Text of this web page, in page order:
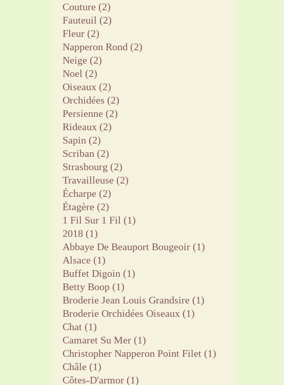
Couture (2)
Fauteuil (2)
Fleur (2)
Napperon Rond (2)
Neige (2)
Noel (2)
Oiseaux (2)
Orchidées (2)
Persienne (2)
Rideaux (2)
Sapin (2)
Scriban (2)
Strasbourg (2)
Travailleuse (2)
Écharpe (2)
Étagère (2)
1 Fil Sur 1 Fil (1)
2018 (1)
Abbaye De Beauport Bougeoir (1)
Alsace (1)
Buffet Digoin (1)
Betty Boop (1)
Broderie Jean Louis Grandsire (1)
Broderie Orchidées Oiseaux (1)
Chat (1)
Camaret Su Mer (1)
Christopher Napperon Point Filet (1)
Châle (1)
Côtes-D'armor (1)